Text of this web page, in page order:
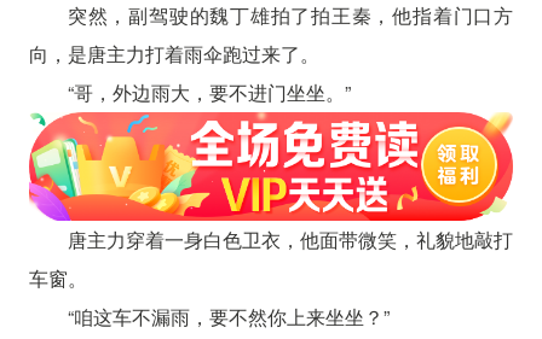
突然，副驾驶的魏丁雄拍了拍王秦，他指着门口方
向，是唐主力打着雨伞跑过来了。
“哥，外边雨大，要不进门坐坐。”
唐主力穿着一身白色卫衣，他面带微笑，礼貌地敲打
车窗。
“咱这车不漏雨，要不然你上来坐坐？”